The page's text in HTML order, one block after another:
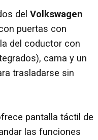
del Volkswagen
puertas con
del coductor con
cama y un
trasladarse sin
pantalla táctil de
las funciones